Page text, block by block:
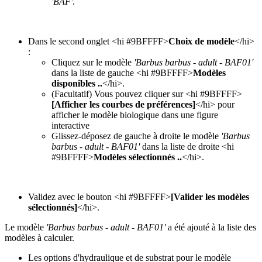
Dans le second onglet <hi #9BFFFF>Choix de modèle</hi>
:
Cliquez sur le modèle 'Barbus barbus - adult - BAF01'
dans la liste de gauche <hi #9BFFFF>Modèles
disponibles ..</hi>.
(Facultatif) Vous pouvez cliquer sur <hi #9BFFFF>
[Afficher les courbes de préférences]</hi> pour
afficher le modèle biologique dans une figure
interactive
Glissez-déposez de gauche à droite le modèle 'Barbus
barbus - adult - BAF01'dans la liste de droite <hi
#9BFFFF>Modèles sélectionnés ..</hi>.
Validez avec le bouton <hi #9BFFFF>[Valider les modèles
sélectionnés]</hi>.
Le modèle 'Barbus barbus - adult - BAF01'a été ajouté à la liste des
modèles à calculer.
Les options d'hydraulique et de substrat pour le modèle